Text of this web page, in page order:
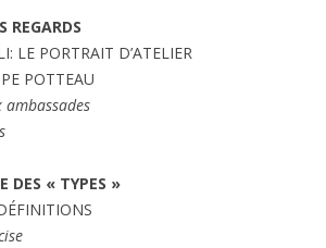
REGARDS
LE PORTRAIT D’ATELIER
POTTEAU
ambassades
DES « TYPES »